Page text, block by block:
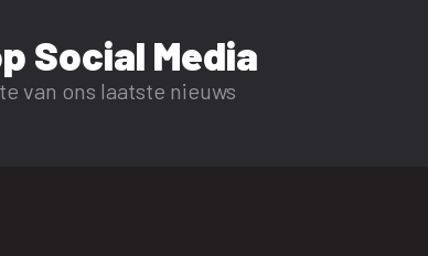
Social Media
van ons laatste nieuws